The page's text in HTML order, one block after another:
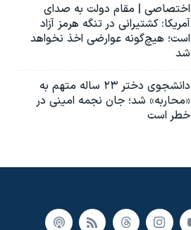
اختصاصی | مقام دولت به صدای
آمریکا: کشتیرانی در تنگه هرمز آزاد
است؛ هیچ‌گونه عوارضی اخذ نخواهد
شد
دانشجوی دختر ۲۳ ساله متهم به
«محاربه» شد؛ جان نجمه امینی در
خطر است